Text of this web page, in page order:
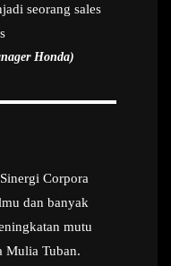
seorang sales
Honda)
Corpora
dan banyak
mutu
Mulia Tuban.